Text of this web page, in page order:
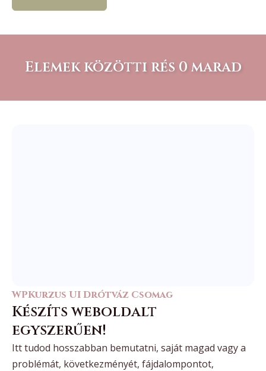
Elemek közötti rés 0 marad
WPKurzus UI Drótváz Csomag
Készíts weboldalt
egyszerűen!
Itt tudod hosszabban bemutatni, saját magad vagy a
problémát, következményét, fájdalompontot,